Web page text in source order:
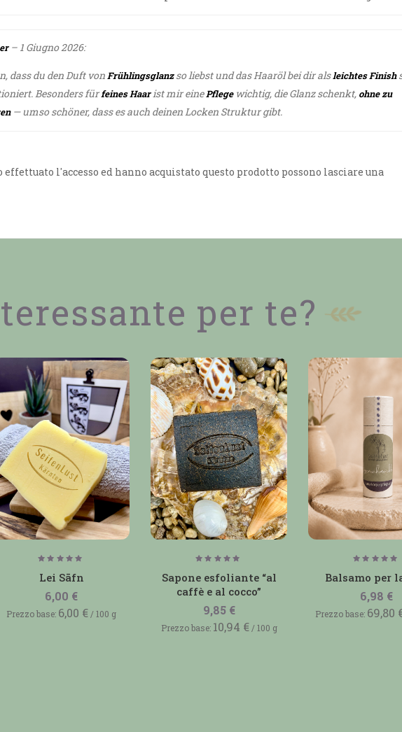
– 1 Giugno 2026:
dass du den Duft vonFrühlingsglanzso liebst und das Haaröl bei dir alsleichtes Finish
Besonders fürfeines Haarist mir einePflegewichtig, die Glanz schenkt, ohne zu
— umso schöner, dass es auch deinen Locken Struktur gibt.
l'accesso ed hanno acquistato questo prodotto possono lasciare una
per te?
5.00
su 5
Lei Sāfn
6,00 €
Prezzo base: 6,00 €/100 g
5.00
su 5
Sapone esfoliante “al
caffè e al cocco”
9,85 €
Prezzo base: 10,94 €/100 g
su 5
Balsamo per
6,98 €
Prezzo base: 69,80